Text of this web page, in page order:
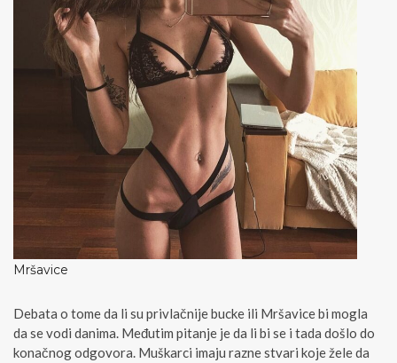
Mršavice
Debata o tome da li su privlačnije bucke ili Mršavice bi mogla
da se vodi danima. Međutim pitanje je da li bi se i tada došlo do
konačnog odgovora. Muškarci imaju razne stvari koje žele da